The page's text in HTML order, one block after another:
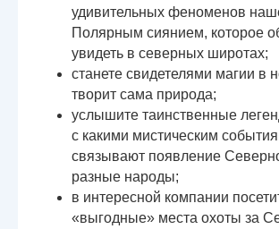
удивительных феноменов
Полярным сиянием, которое
увидеть в северных широтах;
станете свидетелями магии в
творит сама природа;
услышите таинственные
с какими мистическим
связывают появление
разные народы;
в интересной компании
«выгодные» места охоты за